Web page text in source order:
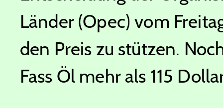
Länder (Opec) vom
den Preis zu stützen.
Fass Öl mehr als 115